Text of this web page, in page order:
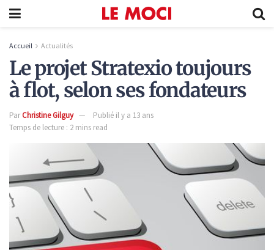
Accueil Actualités
Le projet Stratexio toujours
à flot, selon ses fondateurs
ParChristine Gilguy
Publié il y a 13 ans
Temps de lecture : 2 mins read